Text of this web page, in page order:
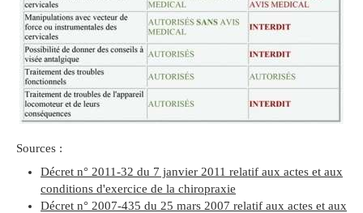
Sources :
Décret n° 2011-32 du 7 janvier 2011 relatif aux actes et aux
conditions d'exercice de la chiropraxie
Décret n° 2007-435 du 25 mars 2007 relatif aux actes et aux